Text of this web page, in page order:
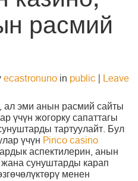
расмий
ecastronuno in public
Leave
ал эми анын расмий сайты
үчүн жогорку сапаттагы
тартуулайт. Бул
үчүн Pinco casino
аспектилерин, анын
сунуштарды карап
менен